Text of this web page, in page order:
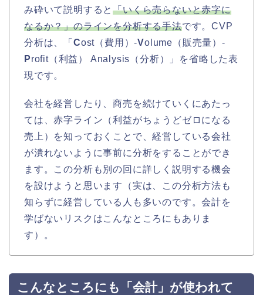
み砕いて説明すると「いくら売らないと赤字に
なるか？」のラインを分析する手法です。CVP
分析は、「 Cost（費用）-Volume（販売量）-
Profit（利益） Analysis（分析）」を省略した表
現です。
会社を経営したり、商売を続けていくにあたっ
ては、赤字ライン（利益がちょうどゼロになる
売上）を知っておくことで、経営している会社
が潰れないように事前に分析をすることができ
ます。この分析も別の回に詳しく説明する機会
を設けようと思います（実は、この分析方法も
知らずに経営している人も多いのです。会計を
学ばないリスクはこんなところにもありま
す）。
こんなところにも「会計」が使われて